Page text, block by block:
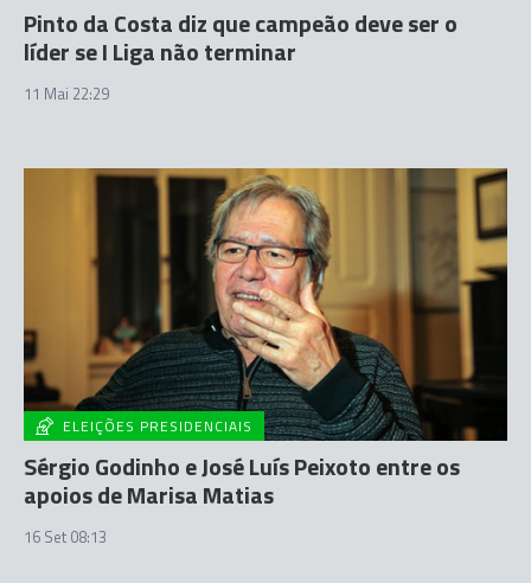
Pinto da Costa diz que campeão deve ser o
líder se I Liga não terminar
11 Mai 22:29
ELEIÇÕES PRESIDENCIAIS
Sérgio Godinho e José Luís Peixoto entre os
apoios de Marisa Matias
16 Set 08:13